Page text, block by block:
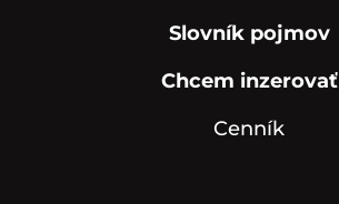
Slovník pojmov
Chcem inzerovať
Cenník